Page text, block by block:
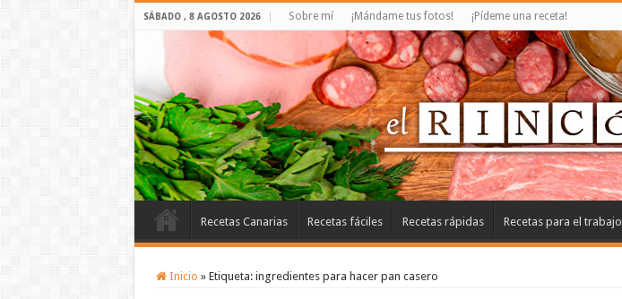
SÁBADO , 8 AGOSTO 2026 Sobre mí ¡Mándame tus fotos! ¡Pídeme una receta!
Recetas Canarias Recetas fáciles Recetas rápidas Recetas para el trabajo
Inicio » Etiqueta: ingredientes para hacer pan casero